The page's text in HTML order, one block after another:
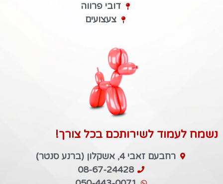
דובי פרווה
צעצועים
נשמח לעמוד לשירותכם בכל צורך!
רחבעם זאבי 4, אשקלון (ברנע סנטר)
08-67-24428